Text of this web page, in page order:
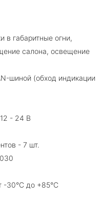
в габаритные огни,
салона, освещение
шиной (обход индикации
- 24 В
- 7 шт.
-30°С до +85°С